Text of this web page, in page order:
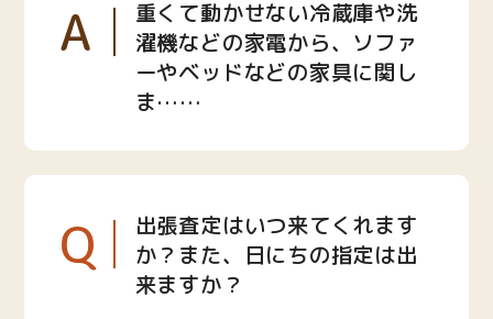
A
重くて動かせない冷蔵庫や洗
濯機などの家電から、ソファ
ーやベッドなどの家具に関し
ま……
Q
出張査定はいつ来てくれます
か？また、日にちの指定は出
来ますか？